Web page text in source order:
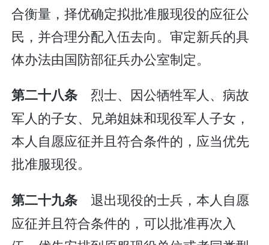
合衡量，择优确定拟批准服现役的应征公
民，并合理分配入伍去向。审定新兵的具
体办法由国防部征兵办公室制定。
第二十八条 烈士、因公牺牲军人、病故
军人的子女、兄弟姐妹和现役军人子女，
本人自愿应征并且符合条件的，应当优先
批准服现役。
第二十九条 退出现役的士兵，本人自愿
应征并且符合条件的，可以批准再次入